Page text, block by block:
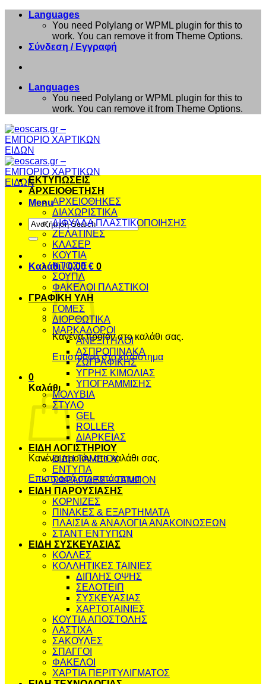
Μετάβαση
περιεχόμενο
Languages
You need Polylang or WPML plugin for this to
work. You can remove it from Theme Options.
Σύνδεση / Εγγραφή
Languages
You need Polylang or WPML plugin for this to
work. You can remove it from Theme Options.
Menu
Αναζήτηση
για:
Καλάθι /0,00€ 0
Κανένα προϊόν στο καλάθι σας.
Επιστροφή στο κατάστημα
0
Καλάθι
Κανένα προϊόν στο καλάθι σας.
Επιστροφή στο κατάστημα
ΕΚΤΥΠΩΣΕΙΣ
ΑΡΧΕΙΟΘΕΤΗΣΗ
ΑΡΧΕΙΟΘΗΚΕΣ
ΔΙΑΧΩΡΙΣΤΙΚΑ
ΔΙΦΥΛΛΑ ΠΛΑΣΤΙΚΟΠΟΙΗΣΗΣ
ΖΕΛΑΤΙΝΕΣ
ΚΛΑΣΕΡ
ΚΟΥΤΙΑ
ΝΤΟΣΙΕ
ΣΟΥΠΛ
ΦΑΚΕΛΟΙ ΠΛΑΣΤΙΚΟΙ
ΓΡΑΦΙΚΗ ΥΛΗ
ΓΟΜΕΣ
ΔΙΟΡΘΩΤΙΚΑ
ΜΑΡΚΑΔΟΡΟΙ
ΑΝΕΞΙΤΗΛΟΙ
ΑΣΠΡΟΠΙΝΑΚΑ
ΖΩΓΡΑΦΙΚΗΣ
ΥΓΡΗΣ ΚΙΜΩΛΙΑΣ
ΥΠΟΓΡΑΜΜΙΣΗΣ
ΜΟΛΥΒΙΑ
ΣΤΥΛΟ
GEL
ROLLER
ΔΙΑΡΚΕΙΑΣ
ΕΙΔΗ ΛΟΓΙΣΤΗΡΙΟΥ
ΕΙΔΗ ΤΑΜΕΙΟΥ
ΕΝΤΥΠΑ
ΣΦΡΑΓΙΔΕΣ – ΤΑΜΠΟΝ
ΕΙΔΗ ΠΑΡΟΥΣΙΑΣΗΣ
ΚΟΡΝΙΖΕΣ
ΠΙΝΑΚΕΣ & ΕΞΑΡΤΗΜΑΤΑ
ΠΛΑΙΣΙΑ & ΑΝΑΛΟΓΙΑ ΑΝΑΚΟΙΝΩΣΕΩΝ
ΣΤΑΝΤ ΕΝΤΥΠΩΝ
ΕΙΔΗ ΣΥΣΚΕΥΑΣΙΑΣ
ΚΟΛΛΕΣ
ΚΟΛΛΗΤΙΚΕΣ ΤΑΙΝΙΕΣ
ΔΙΠΛΗΣ ΟΨΗΣ
ΣΕΛΟΤΕΙΠ
ΣΥΣΚΕΥΑΣΙΑΣ
ΧΑΡΤΟΤΑΙΝΙΕΣ
ΚΟΥΤΙΑ ΑΠΟΣΤΟΛΗΣ
ΛΑΣΤΙΧΑ
ΣΑΚΟΥΛΕΣ
ΣΠΑΓΓΟΙ
ΦΑΚΕΛΟΙ
ΧΑΡΤΙΑ ΠΕΡΙΤΥΛΙΓΜΑΤΟΣ